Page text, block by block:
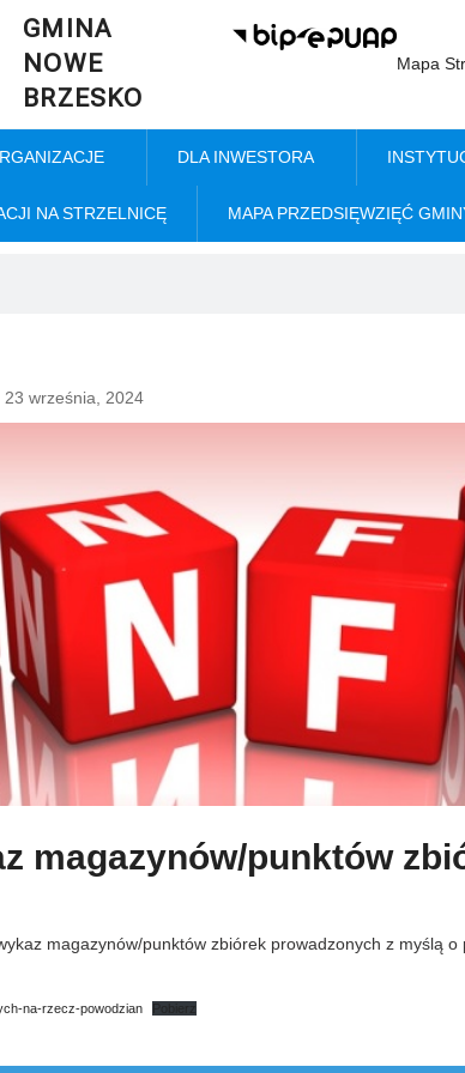
GMINA
NOWE
BRZESKO
Mapa
DLA INWESTORA
NA STRZELNICĘ MAPA PRZEDSIĘWZIĘĆ
23 września, 2024
magazynów/punktów
magazynów/punktów zbiórek prowadzonych z myślą
na-rzecz-powodzian Pobierz